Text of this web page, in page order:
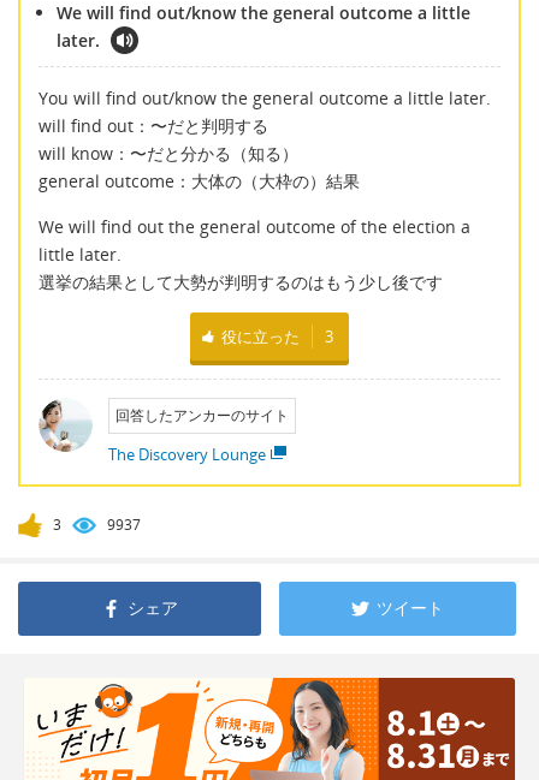
We will find out/know the general outcome a little
later.
You will find out/know the general outcome a little later.
will find out：〜だと判明する
will know：〜だと分かる（知る）
general outcome：大体の（大枠の）結果
We will find out the general outcome of the election a
little later.
選挙の結果として大勢が判明するのはもう少し後です
役に立った 3
回答したアンカーのサイト
The Discovery Lounge
3 9937
シェア ツイート